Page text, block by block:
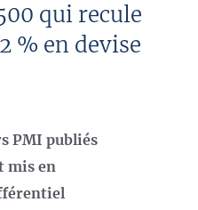
qui recule
% en devise
PMI publiés
mis en